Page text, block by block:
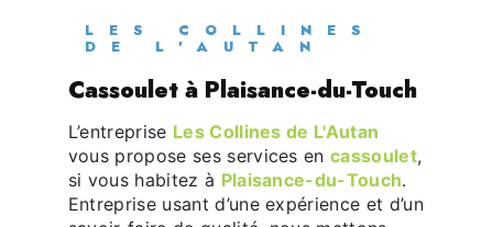
LES COLLINES
DE L'AUTAN
cassoulet à Plaisance-du-Touch
L’entreprise Les Collines de L'Autan
vous propose ses services encassoulet,
si vous habitez à Plaisance-du-Touch.
Entreprise usant d’une expérience et d’un